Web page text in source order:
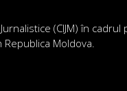
(CIJM) în
Moldova.